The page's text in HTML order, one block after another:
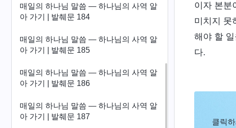
매일의 하나님 말씀 ― 하나님의 사역 알
아 가기 | 발췌문 184
매일의 하나님 말씀 ― 하나님의 사역 알
아 가기 | 발췌문 185
매일의 하나님 말씀 ― 하나님의 사역 알
아 가기 | 발췌문 186
매일의 하나님 말씀 ― 하나님의 사역 알
아 가기 | 발췌문 187
이자 본분
미치지 못
해야 할
다.
클릭